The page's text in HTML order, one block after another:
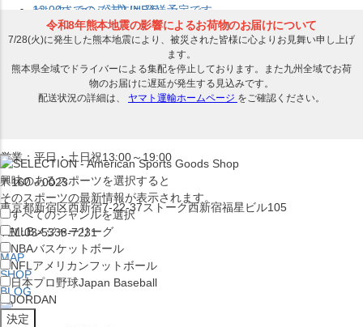
セレクション公式LINE@
営業：平日・土日祝13:00～19:00
〒160－0023
東京都新宿区西新宿7-22-37ストーク西新宿福星ビル105
TEL:03-5338-7231
MAP
SHOP
BLOG
12:00までのご注文は発送予定です。
在庫品は 1-3営業日内で発送!! ※お取寄せ商品は対象外
興味のあるスポーツを選択すると
そのスポーツの最新情報が表示されます。
すべてのジャンルを選択
MLBメジャーリーグ
NBAバスケットボール
NFL アメリカンフットボール
日本プロ野球Japan Baseball
JORDAN